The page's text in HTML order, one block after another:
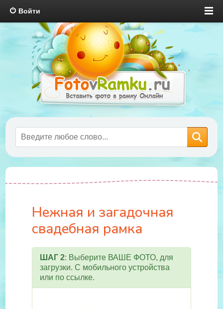
Войти
Нежная и загадочная
свадебная рамка
ШАГ 2: Выберите ВАШЕ ФОТО, для
загрузки. С мобильного устройства
или по ссылке.